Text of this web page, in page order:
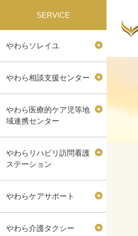
SERVICE
やわらソレイユ
やわら相談支援センター
やわら医療的ケア児等地
域連携センター
やわらリハビリ訪問看護
ステーション
やわらケアサポート
やわら介護タクシー